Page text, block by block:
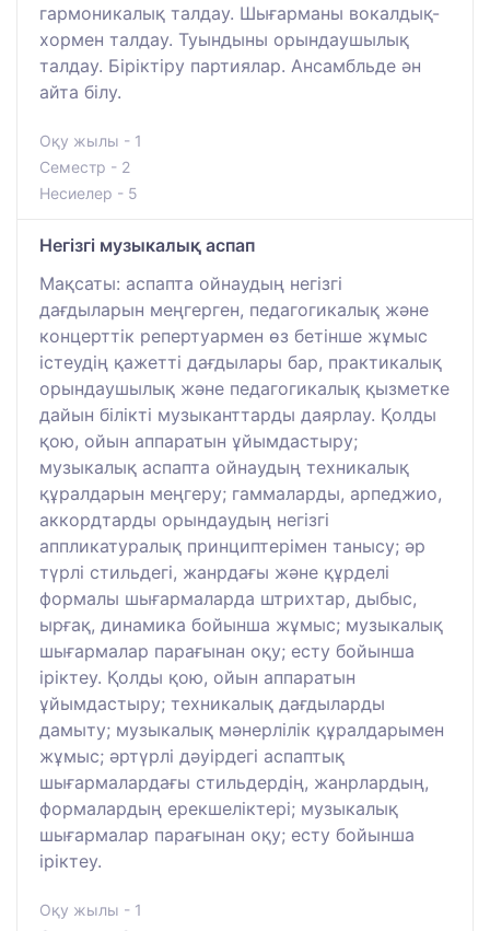
гармоникалық талдау. Шығарманы вокалдық-
хормен талдау. Туындыны орындаушылық
талдау. Біріктіру партиялар. Ансамбльде ән
айта білу.
Оқу жылы - 1
Семестр - 2
Несиелер - 5
Негізгі музыкалық аспап
Мақсаты: аспапта ойнаудың негізгі
дағдыларын меңгерген, педагогикалық және
концерттік репертуармен өз бетінше жұмыс
істеудің қажетті дағдылары бар, практикалық
орындаушылық және педагогикалық қызметке
дайын білікті музыканттарды даярлау. Қолды
қою, ойын аппаратын ұйымдастыру;
музыкалық аспапта ойнаудың техникалық
құралдарын меңгеру; гаммаларды, арпеджио,
аккордтарды орындаудың негізгі
аппликатуралық принциптерімен танысу; әр
түрлі стильдегі, жанрдағы және құрделі
формалы шығармаларда штрихтар, дыбыс,
ырғақ, динамика бойынша жұмыс; музыкалық
шығармалар парағынан оқу; есту бойынша
іріктеу. Қолды қою, ойын аппаратын
ұйымдастыру; техникалық дағдыларды
дамыту; музыкалық мәнерлілік құралдарымен
жұмыс; әртүрлі дәуірдегі аспаптық
шығармалардағы стильдердің, жанрлардың,
формалардың ерекшеліктері; музыкалық
шығармалар парағынан оқу; есту бойынша
іріктеу.
Оқу жылы - 1